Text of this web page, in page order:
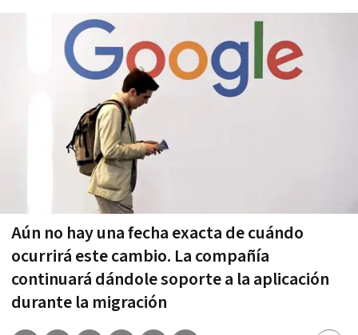
Aún no hay una fecha exacta de cuándo
ocurrirá este cambio. La compañía
continuará dándole soporte a la aplicación
durante la migración